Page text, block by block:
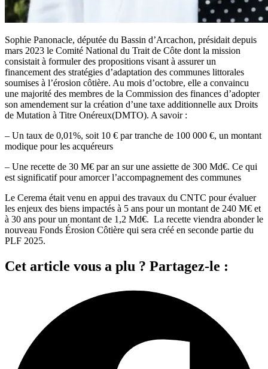
Sophie Panonacle, députée du Bassin d’Arcachon, présidait depuis
mars 2023 le Comité National du Trait de Côte dont la mission
consistait à formuler des propositions visant à assurer un
financement des stratégies d’adaptation des communes littorales
soumises à l’érosion côtière. Au mois d’octobre, elle a convaincu
une majorité des membres de la Commission des finances d’adopter
son amendement sur la création d’une taxe additionnelle aux Droits
de Mutation à Titre Onéreux(DMTO). A savoir :
– Un taux de 0,01%, soit 10 € par tranche de 100 000 €, un montant
modique pour les acquéreurs
– Une recette de 30 M€ par an sur une assiette de 300 Md€. Ce qui
est significatif pour amorcer l’accompagnement des communes
Le Cerema était venu en appui des travaux du CNTC pour évaluer
les enjeux des biens impactés à 5 ans pour un montant de 240 M€ et
à 30 ans pour un montant de 1,2 Md€. La recette viendra abonder le
nouveau Fonds Érosion Côtière qui sera créé en seconde partie du
PLF 2025.
Cet article vous a plu ? Partagez-le :